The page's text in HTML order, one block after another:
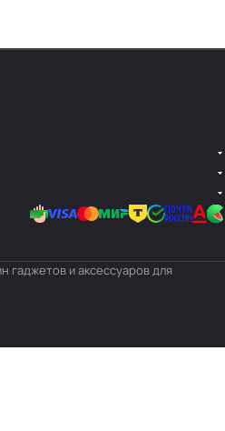
гаджетов и аксессуаров для